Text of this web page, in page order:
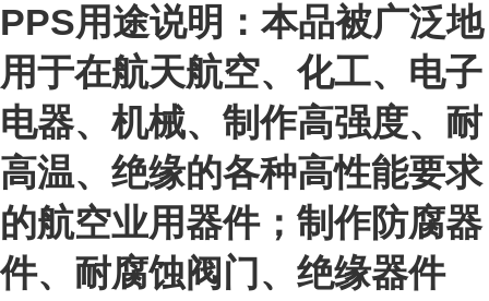
PPS用途说明：本品被广泛地
用于在航天航空、化工、电子
电器、机械、制作高强度、耐
高温、绝缘的各种高性能要求
的航空业用器件；制作防腐器
件、耐腐蚀阀门、绝缘器件